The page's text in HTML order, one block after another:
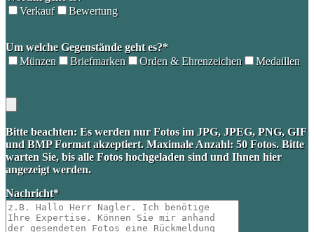
Verkauf
Bewertung
leave
this
Um welche Gegenstände geht es?*
Münzen
Briefmarken Orden & Ehrenzeichen Medaillen
Bitte beachten: Es werden nur Fotos im JPG, JPEG, PNG, GIF
und BMP Format akzeptiert. Maximale Anzahl: 50 Fotos. Bitte
warten Sie, bis alle Fotos hochgeladen sind und Ihnen hier
angezeigt werden.
Nachricht*